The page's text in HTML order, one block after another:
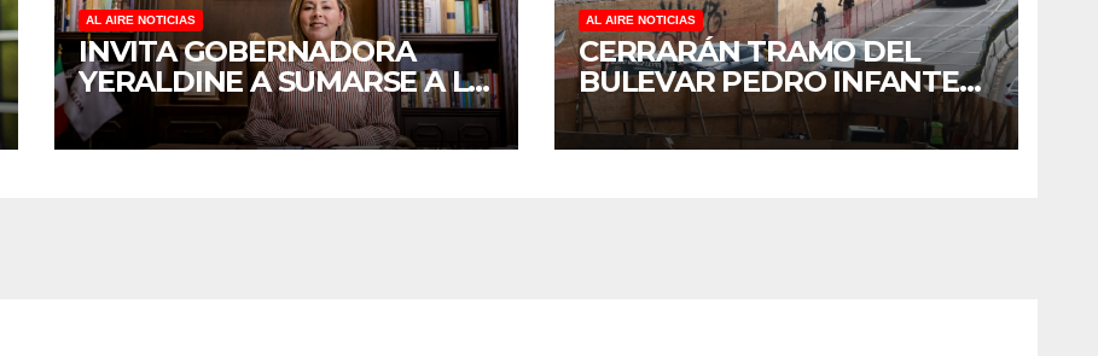
AL AIRE NOTICIAS
INVITA GOBERNADORA
YERALDINE A SUMARSE A LA
JORNADA NACIONAL DE
REFORESTACIÓN;
AL AIRE NOTICIAS
CERRARÁN TRAMO DEL
BULEVAR PEDRO INFANTE
PARA ACELERAR OBRAS
ANTES DEL REGRESO A